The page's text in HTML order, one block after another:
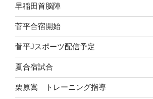
早稲田首脳陣
菅平合宿開始
菅平Jスポーツ配信予定
夏合宿試合
栗原嵩 トレーニング指導